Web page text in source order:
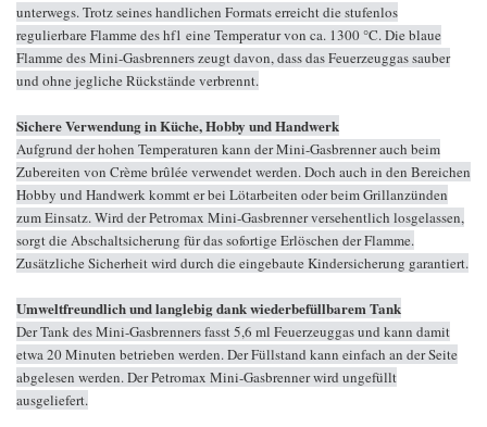
unterwegs. Trotz seines handlichen Formats erreicht die stufenlos
regulierbare Flamme des hf1 eine Temperatur von ca. 1300 °C. Die blaue
Flamme des Mini-Gasbrenners zeugt davon, dass das Feuerzeuggas sauber
und ohne jegliche Rückstände verbrennt.
Sichere Verwendung in Küche, Hobby und Handwerk
Aufgrund der hohen Temperaturen kann der Mini-Gasbrenner auch beim
Zubereiten von Crème brûlée verwendet werden. Doch auch in den Bereichen
Hobby und Handwerk kommt er bei Lötarbeiten oder beim Grillanzünden
zum Einsatz. Wird der Petromax Mini-Gasbrenner versehentlich losgelassen,
sorgt die Abschaltsicherung für das sofortige Erlöschen der Flamme.
Zusätzliche Sicherheit wird durch die eingebaute Kindersicherung garantiert.
Umweltfreundlich und langlebig dank wiederbefüllbarem Tank
Der Tank des Mini-Gasbrenners fasst 5,6 ml Feuerzeuggas und kann damit
etwa 20 Minuten betrieben werden. Der Füllstand kann einfach an der Seite
abgelesen werden. Der Petromax Mini-Gasbrenner wird ungefüllt
ausgeliefert.